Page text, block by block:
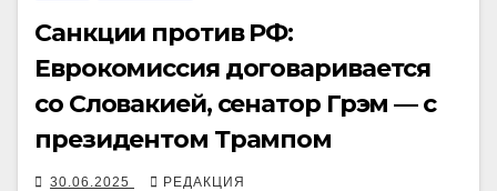
Санкции против РФ:
Еврокомиссия договаривается
со Словакией, сенатор Грэм — с
президентом Трампом
30.06.2025 РЕДАКЦИЯ